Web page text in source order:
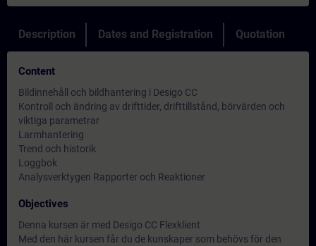
Description Dates and Registration Quotation
Content
Bildinnehåll och bildhantering i Desigo CC
Kontroll och ändring av drifttider, drifttillstånd, börvärden och
viktiga parametrar
Larmhantering
Trend och historik
Loggbok
Analysverktygen Rapporter och Reaktioner
Objectives
Denna kursen är med Desigo CC Flexklient
Med den här kursen får du de kunskaper som behövs för den